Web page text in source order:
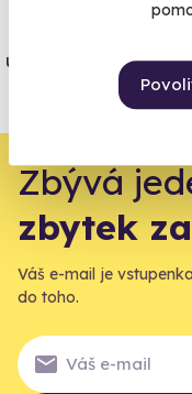
úrazové pojištění z
Zbývá
zbytek
Váš e-mail je
do toho.